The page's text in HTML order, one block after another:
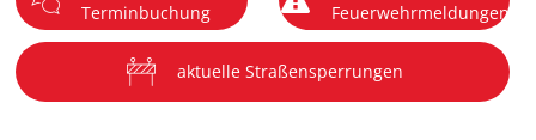
Terminbuchung
Feuerwehrmeldungen
aktuelle Straßensperrungen